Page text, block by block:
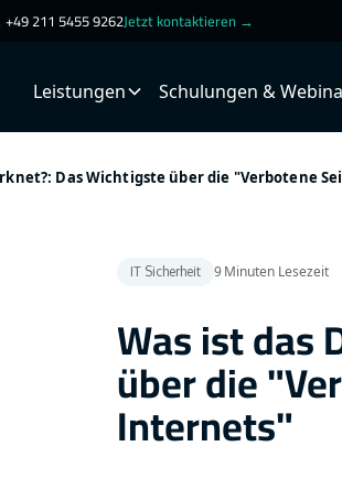
+49 211 5455 9262Jetzt kontaktieren →
Leistungen Schulungen &
Das Wichtigste über die "Verbotene
IT Sicherheit 9Minuten Lesezeit
Was ist das
über die
Internets"